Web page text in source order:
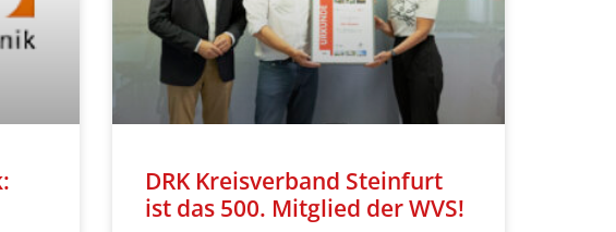
DRK Kreisverband Steinfurt
ist das 500. Mitglied der WVS!